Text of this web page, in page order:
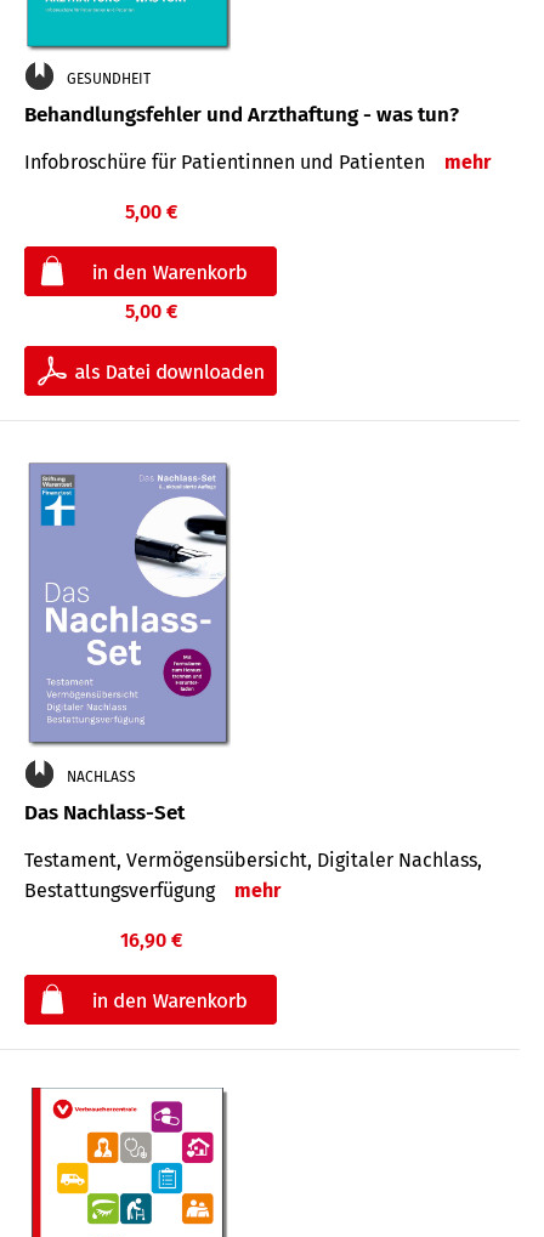
GESUNDHEIT
Behandlungsfehler und Arzthaftung - was tun?
Infobroschüre für Patientinnen und Patienten mehr
5,00 €
5,00 €
NACHLASS
Das Nachlass-Set
Testament, Vermögens­übersicht, Digitaler Nach­lass,
Bestat­tungs­ver­fügung
mehr
16,90 €